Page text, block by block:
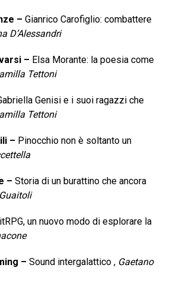
– Gianrico Carofiglio: combattere
D’Alessandri
– Elsa Morante: la poesia come
Tettoni
Genisi e i suoi ragazzi che
Tettoni
– Pinocchio non è soltanto un
– Storia di un burattino che ancora
un nuovo modo di esplorare la
– Sound intergalattico , Gaetano